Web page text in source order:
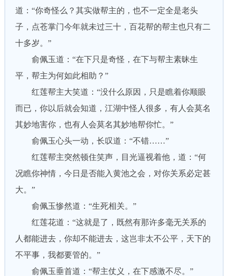
道：“你奇怪么？其实做帮主的，也不一定全是老头
子，点苍掌门今年就未过三十，百花帮的帮主也只有二
十多岁。”
俞佩玉道：“在下只是奇怪，在下与帮主素昧生
平，帮主为何如此相助？”
红莲帮主大笑道：“没什么原因，只是瞧着你顺眼
而已，你以后就会知道，江湖中怪人很多，有人会莫名
其妙地害你，也有人会莫名其妙地帮你忙。”
俞佩玉心头一动，长叹道：“不错……”
红莲帮主突然顿住笑声，目光逼视着他，道：“何
况瞧你神情，今日是否能入黄池之会，对你关系必定甚
大。”
俞佩玉惨然道：“生死相关。”
红莲花道：“这就是了，既然有那许多毫无关系的
人都能进去，你却不能进去，这岂非太不公平，天下的
不平事，我都要管的。”
俞佩玉垂首道：“帮主仗义，在下感激不尽。”